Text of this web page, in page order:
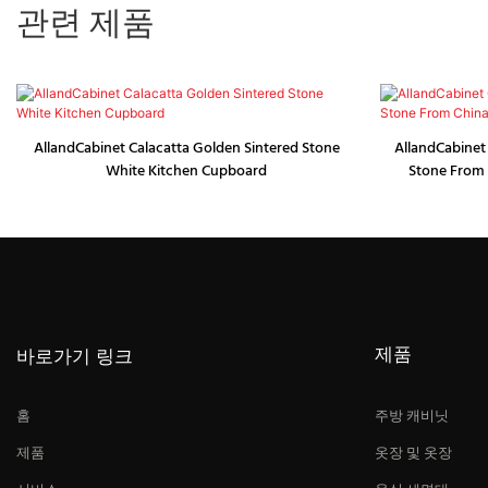
관련 제품
AllandCabinet Calacatta Golden Sintered Stone
White Kitchen Cupboard
Stone
바로가기 링크
홈
제품
제품
주방 캐비닛
옷장 및 옷장